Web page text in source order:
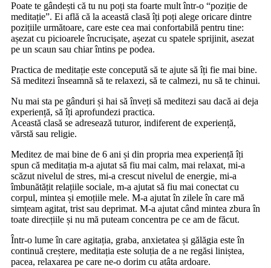
Poate te gândești că tu nu poți sta foarte mult într-o “poziție de
meditație”. Ei află că la această clasă îți poți alege oricare dintre
pozițiile următoare, care este cea mai confortabilă pentru tine:
așezat cu picioarele încrucișate, așezat cu spatele sprijinit, asezat
pe un scaun sau chiar întins pe podea.
Practica de meditație este concepută să te ajute să îți fie mai bine.
Să meditezi înseamnă să te relaxezi, să te calmezi, nu să te chinui.
Nu mai sta pe gânduri și hai să înveți să meditezi sau dacă ai deja
experiență, să îți aprofundezi practica.
Această clasă se adresează tuturor, indiferent de experiență,
vărstă sau religie.
Meditez de mai bine de 6 ani și din propria mea experiență îți
spun că meditația m-a ajutat să fiu mai calm, mai relaxat, mi-a
scăzut nivelul de stres, mi-a crescut nivelul de energie, mi-a
îmbunătățit relațiile sociale, m-a ajutat să fiu mai conectat cu
corpul, mintea și emoțiile mele. M-a ajutat în zilele în care mă
simțeam agitat, trist sau deprimat. M-a ajutat când mintea zbura în
toate direcțiile și nu mă puteam concentra pe ce am de făcut.
Într-o lume în care agitația, graba, anxietatea și gălăgia este în
continuă creștere, meditația este soluția de a ne regăsi liniștea,
pacea, relaxarea pe care ne-o dorim cu atâta ardoare.